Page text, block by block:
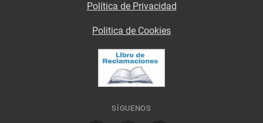
Política de Privacidad
Politica de Cookies
SÍGUENOS